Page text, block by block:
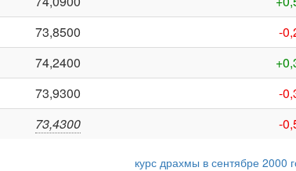
73,8500
-
74,2400
73,9300
-
73,4300 -
курс драхмы в сентябре 2000